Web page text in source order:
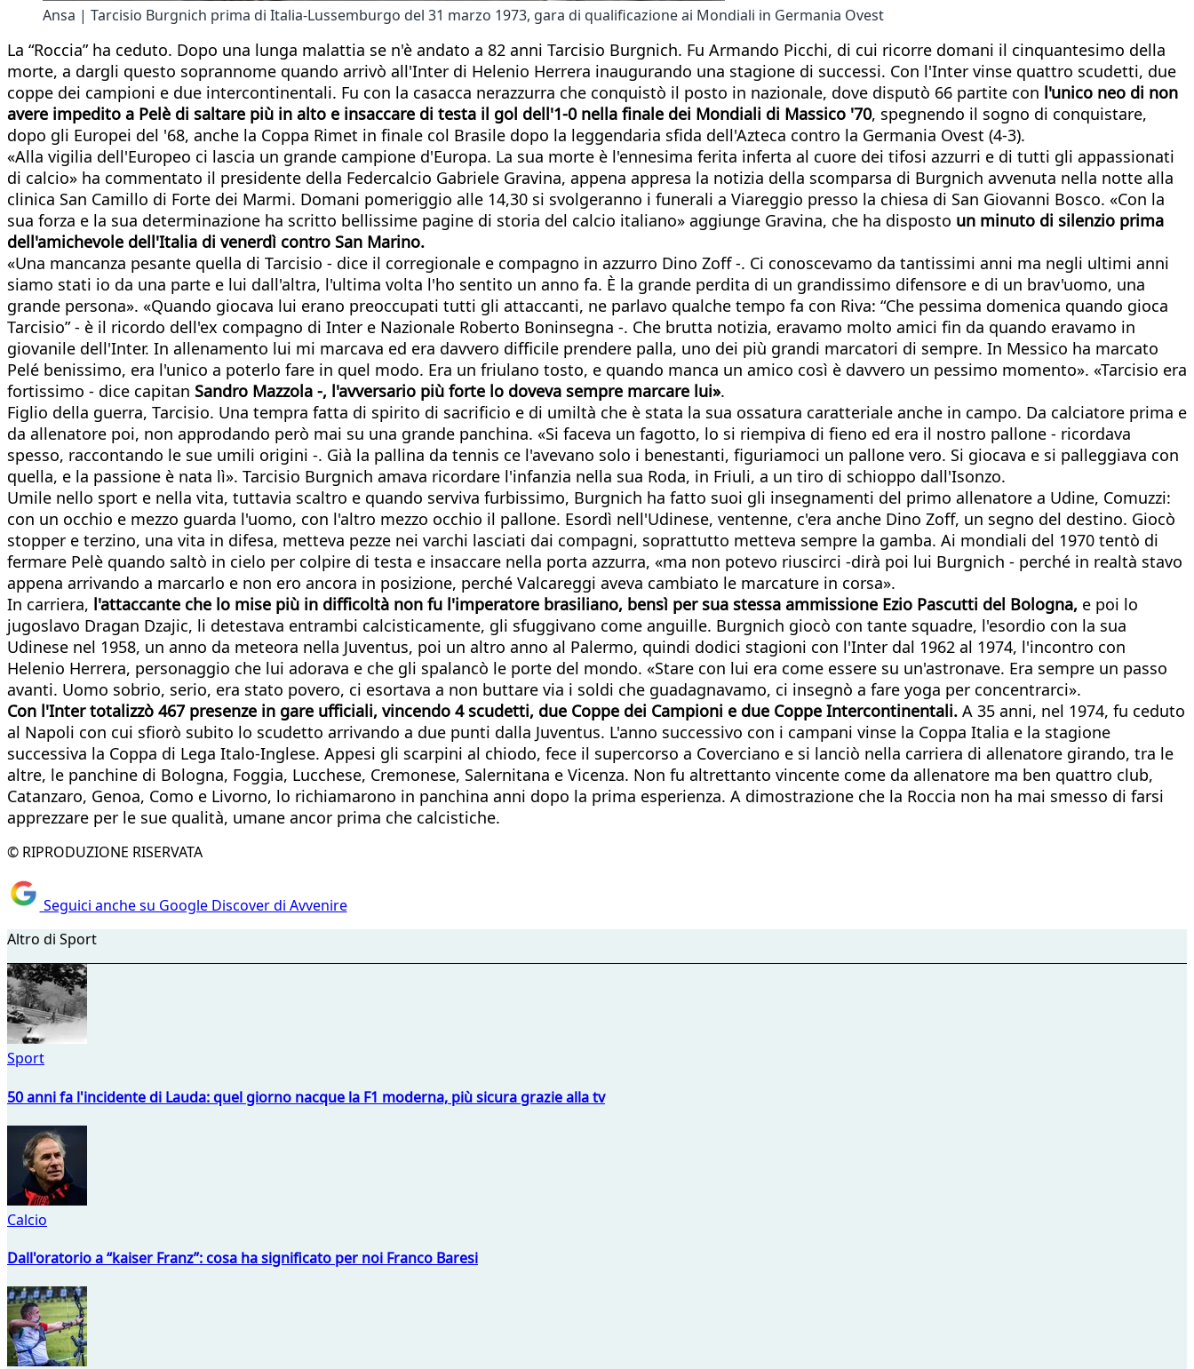
Ansa | Tarcisio Burgnich prima di Italia-Lussemburgo del 31 marzo 1973, gara di qualificazione ai Mondiali in Germania Ovest
La “Roccia” ha ceduto. Dopo una lunga malattia se n'è andato a 82 anni Tarcisio Burgnich. Fu Armando Picchi, di cui ricorre domani il cinquantesimo della
morte, a dargli questo soprannome quando arrivò all'Inter di Helenio Herrera inaugurando una stagione di successi. Con l'Inter vinse quattro scudetti, due
coppe dei campioni e due intercontinentali. Fu con la casacca nerazzurra che conquistò il posto in nazionale, dove disputò 66 partite con l'unico neo di non
avere impedito a Pelè di saltare più in alto e insaccare di testa il gol dell'1-0 nella finale dei Mondiali di Massico '70, spegnendo il sogno di conquistare,
dopo gli Europei del '68, anche la Coppa Rimet in finale col Brasile dopo la leggendaria sfida dell'Azteca contro la Germania Ovest (4-3).
«Alla vigilia dell'Europeo ci lascia un grande campione d'Europa. La sua morte è l'ennesima ferita inferta al cuore dei tifosi azzurri e di tutti gli appassionati
di calcio» ha commentato il presidente della Federcalcio Gabriele Gravina, appena appresa la notizia della scomparsa di Burgnich avvenuta nella notte alla
clinica San Camillo di Forte dei Marmi. Domani pomeriggio alle 14,30 si svolgeranno i funerali a Viareggio presso la chiesa di San Giovanni Bosco. «Con la
sua forza e la sua determinazione ha scritto bellissime pagine di storia del calcio italiano» aggiunge Gravina, che ha disposto un minuto di silenzio prima
dell'amichevole dell'Italia di venerdì contro San Marino.
«Una mancanza pesante quella di Tarcisio - dice il corregionale e compagno in azzurro Dino Zoff -. Ci conoscevamo da tantissimi anni ma negli ultimi anni
siamo stati io da una parte e lui dall'altra, l'ultima volta l'ho sentito un anno fa. È la grande perdita di un grandissimo difensore e di un brav'uomo, una
grande persona». «Quando giocava lui erano preoccupati tutti gli attaccanti, ne parlavo qualche tempo fa con Riva: “Che pessima domenica quando gioca
Tarcisio” - è il ricordo dell'ex compagno di Inter e Nazionale Roberto Boninsegna -. Che brutta notizia, eravamo molto amici fin da quando eravamo in
giovanile dell'Inter. In allenamento lui mi marcava ed era davvero difficile prendere palla, uno dei più grandi marcatori di sempre. In Messico ha marcato
Pelé benissimo, era l'unico a poterlo fare in quel modo. Era un friulano tosto, e quando manca un amico così è davvero un pessimo momento». «Tarcisio era
fortissimo - dice capitan Sandro Mazzola -, l'avversario più forte lo doveva sempre marcare lui».
Figlio della guerra, Tarcisio. Una tempra fatta di spirito di sacrificio e di umiltà che è stata la sua ossatura caratteriale anche in campo. Da calciatore prima e
da allenatore poi, non approdando però mai su una grande panchina. «Si faceva un fagotto, lo si riempiva di fieno ed era il nostro pallone - ricordava
spesso, raccontando le sue umili origini -. Già la pallina da tennis ce l'avevano solo i benestanti, figuriamoci un pallone vero. Si giocava e si palleggiava con
quella, e la passione è nata lì». Tarcisio Burgnich amava ricordare l'infanzia nella sua Roda, in Friuli, a un tiro di schioppo dall'Isonzo.
Umile nello sport e nella vita, tuttavia scaltro e quando serviva furbissimo, Burgnich ha fatto suoi gli insegnamenti del primo allenatore a Udine, Comuzzi:
con un occhio e mezzo guarda l'uomo, con l'altro mezzo occhio il pallone. Esordì nell'Udinese, ventenne, c'era anche Dino Zoff, un segno del destino. Giocò
stopper e terzino, una vita in difesa, metteva pezze nei varchi lasciati dai compagni, soprattutto metteva sempre la gamba. Ai mondiali del 1970 tentò di
fermare Pelè quando saltò in cielo per colpire di testa e insaccare nella porta azzurra, «ma non potevo riuscirci -dirà poi lui Burgnich - perché in realtà stavo
appena arrivando a marcarlo e non ero ancora in posizione, perché Valcareggi aveva cambiato le marcature in corsa».
In carriera, l'attaccante che lo mise più in difficoltà non fu l'imperatore brasiliano, bensì per sua stessa ammissione Ezio Pascutti del Bologna, e poi lo
jugoslavo Dragan Dzajic, li detestava entrambi calcisticamente, gli sfuggivano come anguille. Burgnich giocò con tante squadre, l'esordio con la sua
Udinese nel 1958, un anno da meteora nella Juventus, poi un altro anno al Palermo, quindi dodici stagioni con l'Inter dal 1962 al 1974, l'incontro con
Helenio Herrera, personaggio che lui adorava e che gli spalancò le porte del mondo. «Stare con lui era come essere su un'astronave. Era sempre un passo
avanti. Uomo sobrio, serio, era stato povero, ci esortava a non buttare via i soldi che guadagnavamo, ci insegnò a fare yoga per concentrarci».
Con l'Inter totalizzò 467 presenze in gare ufficiali, vincendo 4 scudetti, due Coppe dei Campioni e due Coppe Intercontinentali. A 35 anni, nel 1974, fu ceduto
al Napoli con cui sfiorò subito lo scudetto arrivando a due punti dalla Juventus. L'anno successivo con i campani vinse la Coppa Italia e la stagione
successiva la Coppa di Lega Italo-Inglese. Appesi gli scarpini al chiodo, fece il supercorso a Coverciano e si lanciò nella carriera di allenatore girando, tra le
altre, le panchine di Bologna, Foggia, Lucchese, Cremonese, Salernitana e Vicenza. Non fu altrettanto vincente come da allenatore ma ben quattro club,
Catanzaro, Genoa, Como e Livorno, lo richiamarono in panchina anni dopo la prima esperienza. A dimostrazione che la Roccia non ha mai smesso di farsi
apprezzare per le sue qualità, umane ancor prima che calcistiche.
© RIPRODUZIONE RISERVATA
Seguici anche su Google Discover di Avvenire
Altro di Sport
Sport
50 anni fa l'incidente di Lauda: quel giorno nacque la F1 moderna, più sicura grazie alla tv
Calcio
Dall'oratorio a “kaiser Franz”: cosa ha significato per noi Franco Baresi